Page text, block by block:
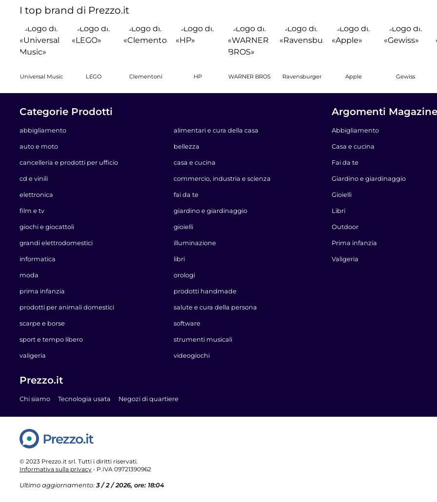
I top brand di Prezzo.it
Universal Music LEGO Clementoni HP WARNER BROS Ravensburger Apple Gewiss
Categorie Prodotti
abbigliamento alimentari e cura della casa
auto e moto bellezza
cancelleria e prodotti per ufficio casa e cucina
cd e vinili commercio, industria e scienza
elettronica fai da te
film e tv giardino e giardinaggio
giochi e giocattoli gioielli
grandi elettrodomestici illuminazione
informatica libri
moda orologi
prima infanzia prodotti handmade
prodotti per animali domestici salute e cura della persona
scarpe e borse software
sport e tempo libero strumenti musicali
valigeria videogiochi
Argomenti Magazine
Abbigliamento
Casa e cucina
Fai da te
Giardino e giardinaggio
Gioielli
Libri
Outdoor
Prima infanzia
Valigeria
Prezzo.it
Chi siamo Tecnologia usata Negozi di quartiere
Prezzo.it
© 2023 Prezzo.it srl. Tutti i diritti riservati.
Informativa sulla privacy • P.IVA 09721390962
Ultimo aggiornamento:3 / 2 / 2026, ore: 18:04